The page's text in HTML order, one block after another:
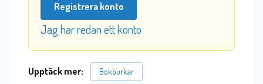
Registrera konto
Jag har redan ett konto
Upptäck mer: Bokburkar